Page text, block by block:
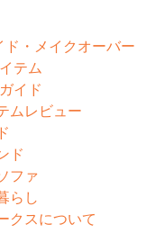
ド・メイクオーバー
テム
イド
ムレビュー
ド
ファ
らし
クスについて